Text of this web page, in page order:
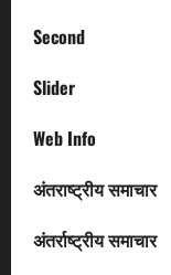
Second
Slider
Web Info
अंतराष्ट्रीय समाचार
अंतर्राष्ट्रीय समाचार